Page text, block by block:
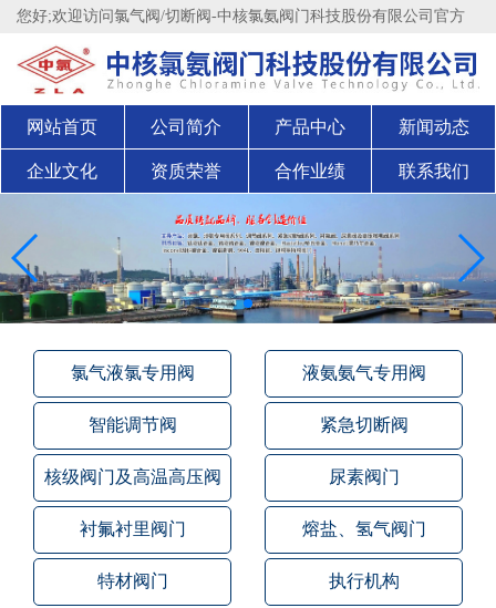
您好;欢迎访问氯气阀/切断阀-中核氯氨阀门科技股份有限公司官方
网站官方网站！
股权代码：200711
网站首页 公司简介 产品中心 新闻动态
企业文化 资质荣誉 合作业绩 联系我们
氯气液氯专用阀 液氨氨气专用阀
智能调节阀 紧急切断阀
核级阀门及高温高压阀 尿素阀门
衬氟衬里阀门 熔盐、氢气阀门
特材阀门 执行机构